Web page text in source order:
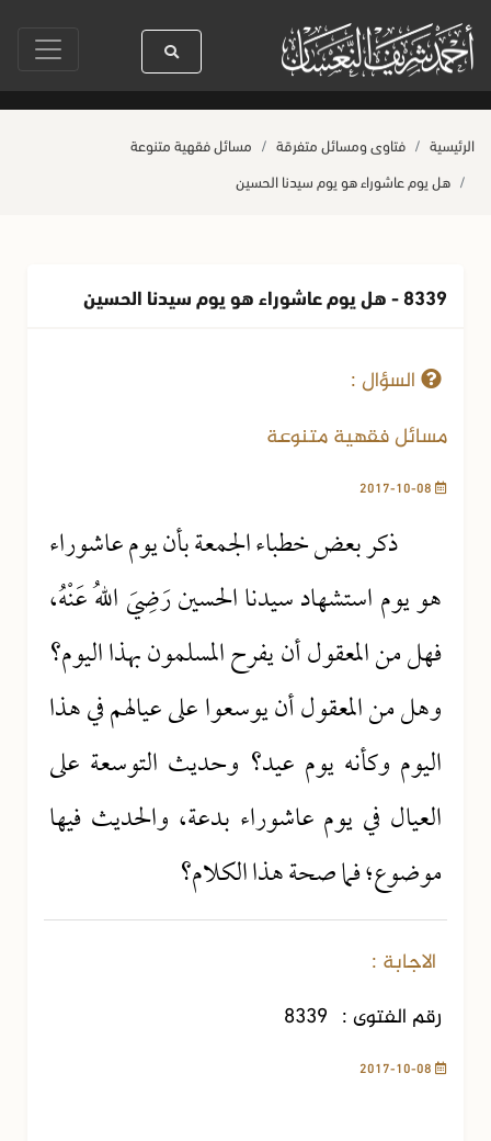
رسول الله ﷺ كله رحمة صلاة آخر أربعاء من صفر حياة القلوب وصحتها
الرئيسية فتاوى ومسائل متفرقة
مسائل فقهية متنوعة
هل يوم عاشوراء هو يوم سيدنا الحسين
8339 - هل يوم عاشوراء هو يوم سيدنا الحسين
السؤال :
مسائل فقهية متنوعة
ذكر بعض خطباء الجمعة بأن يوم عاشوراء
هو يوم استشهاد سيدنا الحسين رَضِيَ اللهُ عَنْهُ،
فهل من المعقول أن يفرح المسلمون بهذا اليوم؟
وهل من المعقول أن يوسعوا على عيالهم في هذا
اليوم وكأنه يوم عيد؟ وحديث التوسعة على
العيال في يوم عاشوراء بدعة، والحديث فيها
موضوع؛ فما صحة هذا الكلام؟
الاجابة :
رقم الفتوى : 8339